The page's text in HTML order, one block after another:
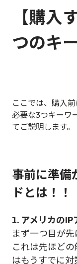
【購入
つのキ
ここでは、購入
必要な3つキーワ
てご説明します。
事前に準備
ドとは！！
1. アメリカのIP
まず一つ目が
これは先ほど
はもうすでに対